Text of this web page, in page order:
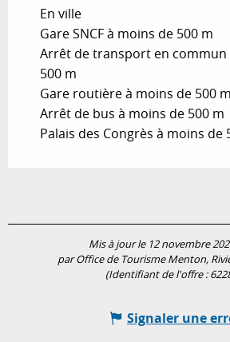
En ville
Gare SNCF à moins de 500 m
Arrêt de transport en commun
500 m
Gare routière à moins de 500 m
Arrêt de bus à moins de 500 m
Palais des Congrès à moins de
Mis à jour le 12 novembre
par Office de Tourisme Menton,
(Identifiant de l'offre :
Signaler une